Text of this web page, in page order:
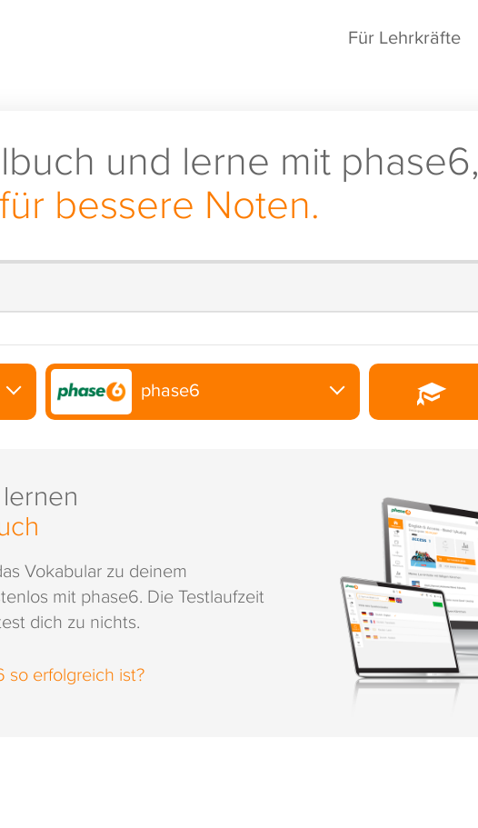
Für Lehrkräfte
und lerne mit phase6,
bessere Noten.
phase6
Vokabular zu deinem
mit phase6. Die Testlaufzeit
dich zu nichts.
so erfolgreich ist?